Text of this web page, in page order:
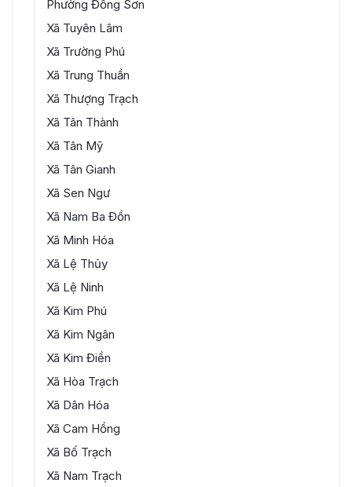
Sở Ngoại vụ
Sở Dân tộc và Tôn giáo
nhân lực tỉnh Quảng Trị
Trung tâm Xúc tiến đầu tư, Thương mại và Du lịch
tỉnh Quảng Trị
Ban Quản lý Dự án Đầu tư xây dựng Công trình
Nông nghiệp và Môi trường
Ban Quản lý Dự án Đầu tư xây dựng Công trình Giao
Ban Quản lý Dự án Đầu tư xây dựng Công trình dân
dụng, Công nghiệp và Hạ tầng kỹ thuật
Phường Đồng Sơn
Xã Tuyên Lâm
Xã Trường Phú
Xã Trung Thuần
Xã Thượng Trạch
Xã Tân Thành
Xã Tân Mỹ
Xã Tân Gianh
Xã Sen Ngư
Xã Nam Ba Đồn
Xã Minh Hóa
Xã Lệ Thủy
Xã Lệ Ninh
Xã Kim Phú
Xã Kim Ngân
Xã Kim Điền
Xã Hòa Trạch
Xã Dân Hóa
Xã Cam Hồng
Xã Bố Trạch
Xã Nam Trạch